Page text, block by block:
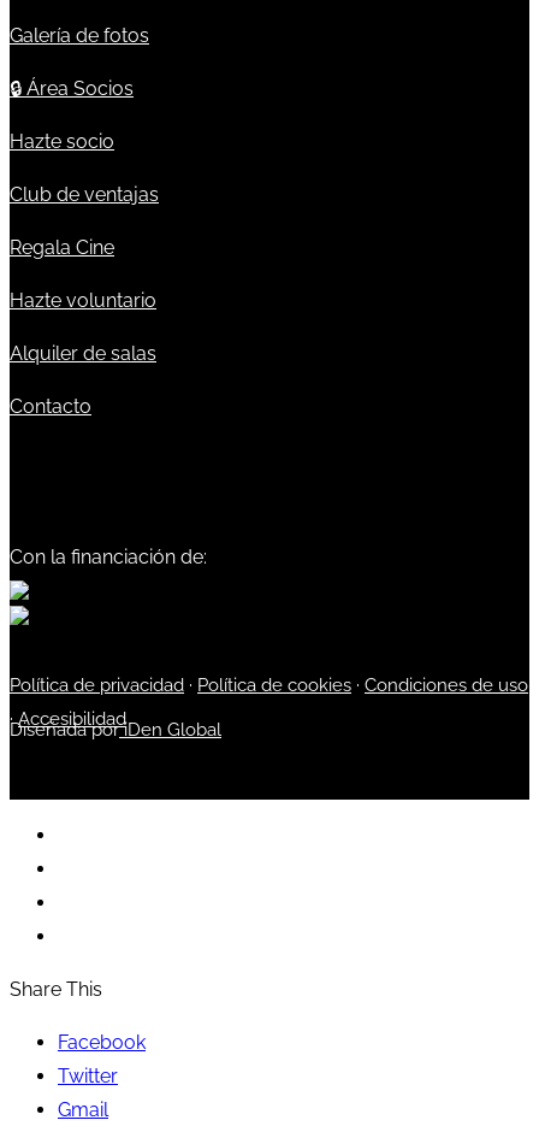
Galería de fotos
🔒 Área Socios
Hazte socio
Club de ventajas
Regala Cine
Hazte voluntario
Alquiler de salas
Contacto
Con la financiación de:
Política de privacidad · Política de cookies · Condiciones de uso
·Accesibilidad
Diseñada poriDen Global
Share This
Facebook
Twitter
Gmail